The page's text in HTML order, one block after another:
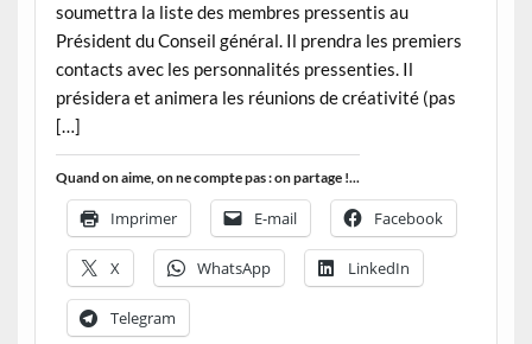
soumettra la liste des membres pressentis au
Président du Conseil général. Il prendra les premiers
contacts avec les personnalités pressenties. Il
présidera et animera les réunions de créativité (pas
[…]
Quand on aime, on ne compte pas : on partage !...
Imprimer E-mail Facebook
X WhatsApp LinkedIn
Telegram